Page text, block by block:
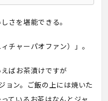
さを堪能できる。
チャーパオファン）」。
ばお茶漬けですが
ョン。ご飯の上には焼いた